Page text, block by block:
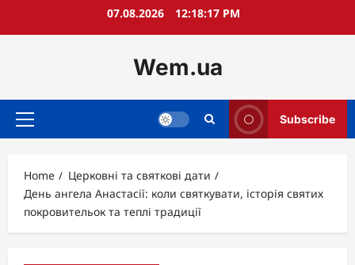
07.08.2026 12:18:19 PM
Wem.ua
Primary
Subscribe
Home
Церковні та святкові дати
День ангела Анастасії: коли святкувати, історія святих
покровительок та теплі традиції